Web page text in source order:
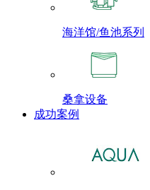
海洋馆/鱼池系列
桑拿设备
成功案例